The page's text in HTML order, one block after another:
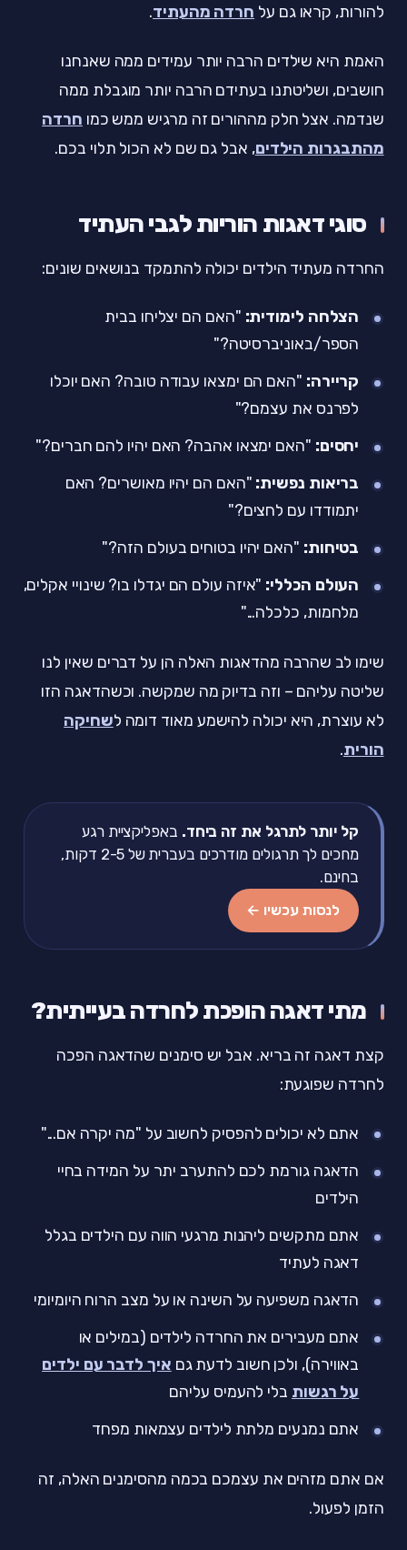
להורות, קראו גם על חרדה מהעתיד.
האמת היא שילדים הרבה יותר עמידים ממה שאנחנו
חושבים, ושליטתנו בעתידם הרבה יותר מוגבלת ממה
שנדמה. אצל חלק מההורים זה מרגיש ממש כמו חרדה
מהתבגרות הילדים, אבל גם שם לא הכול תלוי בכם.
סוגי דאגות הוריות לגבי העתיד
החרדה מעתיד הילדים יכולה להתמקד בנושאים שונים:
הצלחה לימודית: "האם הם יצליחו בבית
הספר/באוניברסיטה?"
קריירה: "האם הם ימצאו עבודה טובה? האם יוכלו
לפרנס את עצמם?"
יחסים: "האם ימצאו אהבה? האם יהיו להם חברים?"
בריאות נפשית: "האם הם יהיו מאושרים? האם
יתמודדו עם לחצים?"
בטיחות: "האם יהיו בטוחים בעולם הזה?"
העולם הכללי: "איזה עולם הם יגדלו בו? שינויי אקלים,
מלחמות, כלכלה..."
שימו לב שהרבה מהדאגות האלה הן על דברים שאין לנו
שליטה עליהם – וזה בדיוק מה שמקשה. וכשהדאגה הזו
לא עוצרת, היא יכולה להישמע מאוד דומה לשחיקה
הורית.
קל יותר לתרגל את זה ביחד. באפליקציית רגע
מחכים לך תרגולים מודרכים בעברית של 2-5 דקות,
בחינם.
לנסות עכשיו ←
מתי דאגה הופכת לחרדה בעייתית?
קצת דאגה זה בריא. אבל יש סימנים שהדאגה הפכה
לחרדה שפוגעת:
אתם לא יכולים להפסיק לחשוב על "מה יקרה אם..."
הדאגה גורמת לכם להתערב יתר על המידה בחיי
הילדים
אתם מתקשים ליהנות מרגעי הווה עם הילדים בגלל
דאגה לעתיד
הדאגה משפיעה על השינה או על מצב הרוח היומיומי
אתם מעבירים את החרדה לילדים (במילים או
באווירה), ולכן חשוב לדעת גם איך לדבר עם ילדים
על רגשות בלי להעמיס עליהם
אתם נמנעים מלתת לילדים עצמאות מפחד
אם אתם מזהים את עצמכם בכמה מהסימנים האלה, זה
הזמן לפעול.